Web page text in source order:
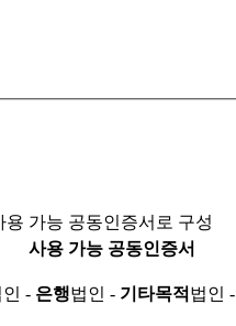
가능 공동인증서로 구성
사용 가능 공동인증서
인 - 은행법인 - 기타목적 법인 -